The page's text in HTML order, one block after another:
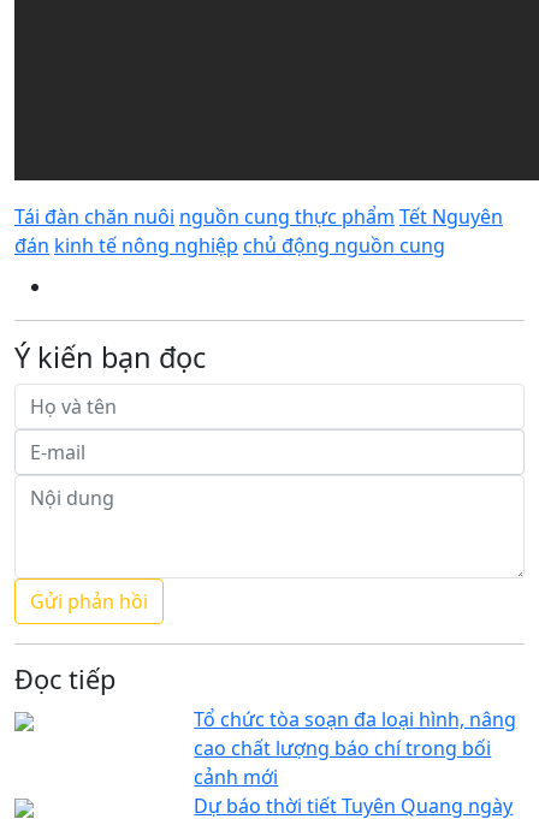
Tái đàn chăn nuôi nguồn cung thực phẩm Tết Nguyên
đán kinh tế nông nghiệp chủ động nguồn cung
Ý kiến bạn đọc
Đọc tiếp
Tổ chức tòa soạn đa loại hình, nâng
cao chất lượng báo chí trong bối
cảnh mới
Dự báo thời tiết Tuyên Quang ngày